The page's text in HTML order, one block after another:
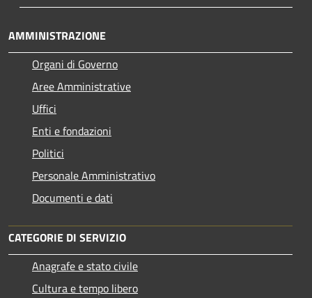
AMMINISTRAZIONE
Organi di Governo
Aree Amministrative
Uffici
Enti e fondazioni
Politici
Personale Amministrativo
Documenti e dati
CATEGORIE DI SERVIZIO
Anagrafe e stato civile
Cultura e tempo libero